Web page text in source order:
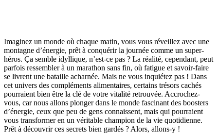
Imaginez un monde où chaque matin, vous vous réveillez avec une
montagne d’énergie, prêt à conquérir la journée comme un super-
héros. Ça semble idyllique, n’est-ce pas ? La réalité, cependant, peut
parfois ressembler à un marathon sans fin, où fatigue et savoir-faire
se livrent une bataille acharnée. Mais ne vous inquiétez pas ! Dans
cet univers des compléments alimentaires, certains trésors cachés
pourraient bien être la clé de votre vitalité retrouvée. Accrochez-
vous, car nous allons plonger dans le monde fascinant des boosters
d’énergie, ceux que peu de gens connaissent, mais qui pourraient
vous transformer en un véritable champion de la vie quotidienne.
Prêt à découvrir ces secrets bien gardés ? Alors, allons-y !